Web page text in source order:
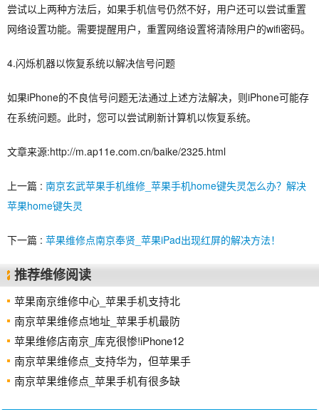
尝试以上两种方法后，如果手机信号仍然不好，用户还可以尝试重置
网络设置功能。需要提醒用户，重置网络设置将清除用户的wifi密码。
4.闪烁机器以恢复系统以解决信号问题
如果iPhone的不良信号问题无法通过上述方法解决，则iPhone可能存
在系统问题。此时，您可以尝试刷新计算机以恢复系统。
文章来源:http://m.ap11e.com.cn/baike/2325.html
上一篇 : 南京玄武苹果手机维修_苹果手机home键失灵怎么办？解决
苹果home键失灵
下一篇 : 苹果维修点南京奉贤_苹果iPad出现红屏的解决方法！
推荐维修阅读
苹果南京维修中心_苹果手机支持北
南京苹果维修点地址_苹果手机最防
苹果维修店南京_库克很惨!iPhone12
南京苹果维修点_支持华为，但苹果手
南京苹果维修点_苹果手机有很多缺